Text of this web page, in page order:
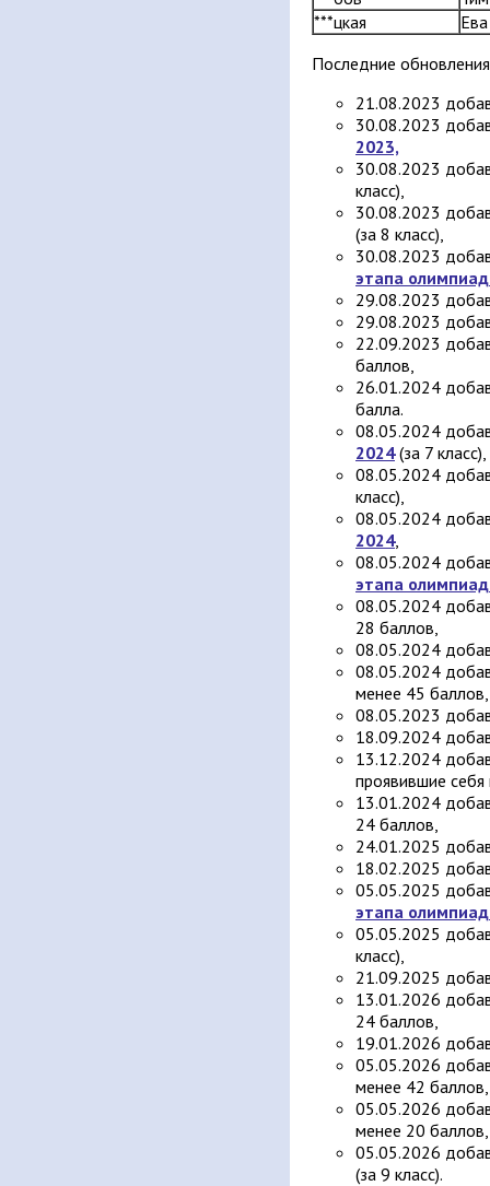
***цкая
Ева
Последние
21.08.2023
30.08.2023
2023,
30.08.2023
класс),
30.08.2023
(за 8 класс),
30.08.2023
этапа
29.08.2023
29.08.2023
22.09.2023
баллов,
26.01.2024
балла.
08.05.2024
2024(за 7 класс),
08.05.2024
класс),
08.05.2024
2024,
08.05.2024
этапа
08.05.2024
28 баллов,
08.05.2024
08.05.2024
менее 45 баллов,
08.05.2023
18.09.2024
13.12.2024
проявившие себя
13.01.2024
24 баллов,
24.01.2025
18.02.2025
05.05.2025
этапа
05.05.2025
класс),
21.09.2025
13.01.2026
24 баллов,
19.01.2026
05.05.2026
менее 42
05.05.2026
менее 20 баллов,
05.05.2026
(за 9 класс).